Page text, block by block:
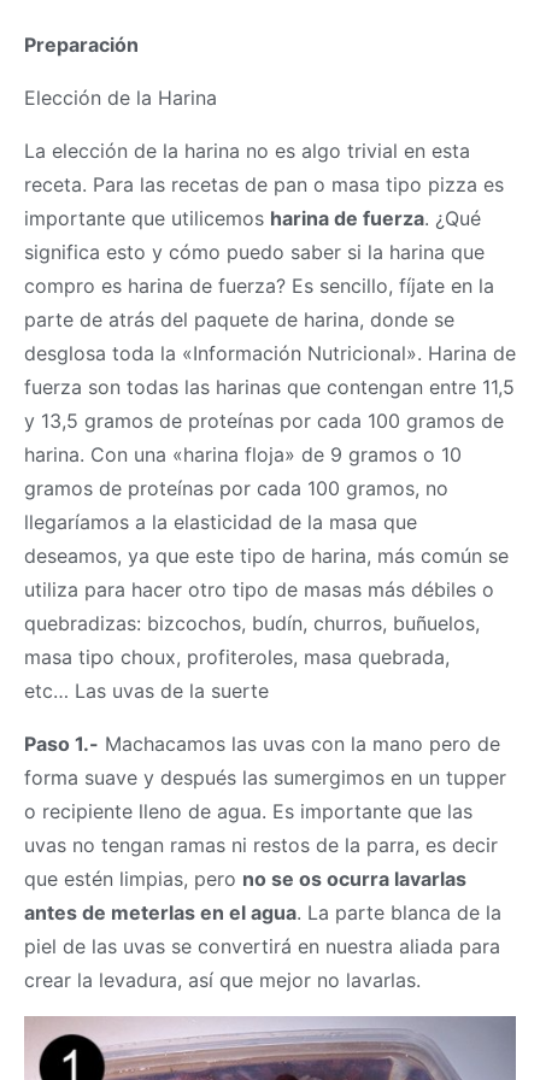
Preparación
Elección de la Harina
La elección de la harina no es algo trivial en esta
receta. Para las recetas de pan o masa tipo pizza es
importante que utilicemos harina de fuerza. ¿Qué
significa esto y cómo puedo saber si la harina que
compro es harina de fuerza? Es sencillo, fíjate en la
parte de atrás del paquete de harina, donde se
desglosa toda la «Información Nutricional». Harina de
fuerza son todas las harinas que contengan entre 11,5
y 13,5 gramos de proteínas por cada 100 gramos de
harina. Con una «harina floja» de 9 gramos o 10
gramos de proteínas por cada 100 gramos, no
llegaríamos a la elasticidad de la masa que
deseamos, ya que este tipo de harina, más común se
utiliza para hacer otro tipo de masas más débiles o
quebradizas: bizcochos, budín, churros, buñuelos,
masa tipo choux, profiteroles, masa quebrada,
etc… Las uvas de la suerte
Paso 1.- Machacamos las uvas con la mano pero de
forma suave y después las sumergimos en un tupper
o recipiente lleno de agua. Es importante que las
uvas no tengan ramas ni restos de la parra, es decir
que estén limpias, pero no se os ocurra lavarlas
antes de meterlas en el agua. La parte blanca de la
piel de las uvas se convertirá en nuestra aliada para
crear la levadura, así que mejor no lavarlas.